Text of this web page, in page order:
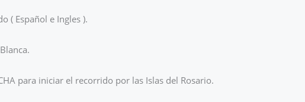
( Español e Ingles ).
para iniciar el recorrido por las Islas del Rosario.